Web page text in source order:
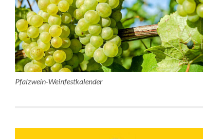
Pfalzwein-Weinfestkalender